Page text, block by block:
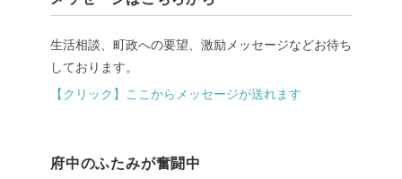
生活相談、町政への要望、激励メッセージなどお待ち
しております。
【クリック】ここからメッセージが送れます
府中のふたみが奮闘中